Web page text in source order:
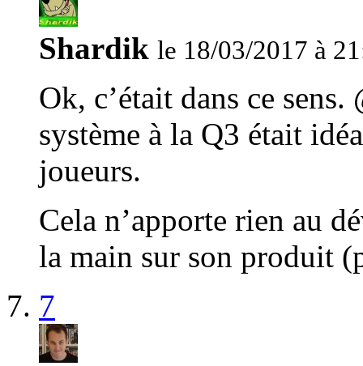
Shardik le 18/03/2017 à
Ok, c’était dans ce
système à la Q3 était
joueurs.
Cela n’apporte rien au
la main sur son produit
7